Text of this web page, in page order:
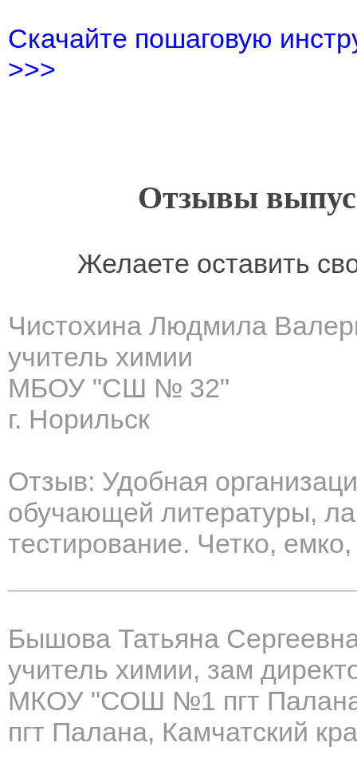
Скачайте пошаговую
>>>
Отзывы
Желаете оставить
Чистохина Людмила
учитель химии
МБОУ "СШ № 32"
г. Норильск
Отзыв: Удобная
обучающей литературы,
тестирование. Четко,
Бышова Татьяна
учитель химии, зам
МКОУ "СОШ №1 пгт
пгт Палана, Камчатский